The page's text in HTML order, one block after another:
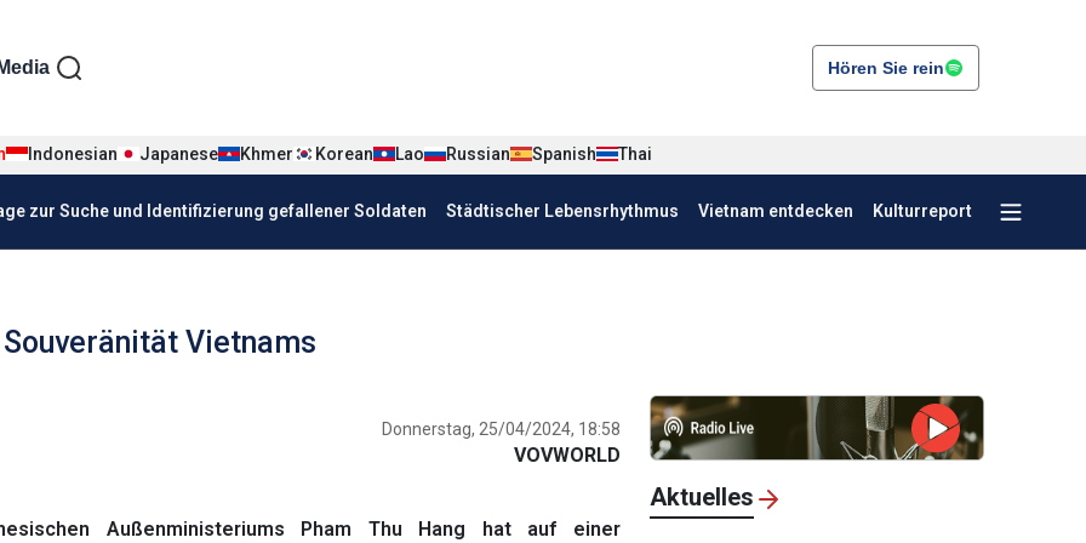
tiếng Đức
Media Hören Sie rein
Indonesian Japanese Khmer Korean Lao Russian Spanish Thai
zur Suche und Identifizierung gefallener Soldaten Städtischer Lebensrhythmus Vietnam entdecken Kulturreport
Vietnams
Donnerstag, 25/04/2024, 18:58
VOVWORLD
Außenministeriums Pham Thu Hang hat auf einer
Aktuelles